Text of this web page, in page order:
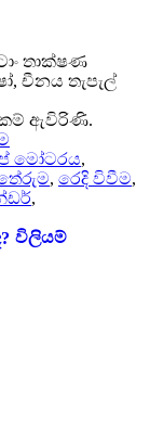
තාක්ෂණ
චීනය තැපැල්
ඇවිරිණි.
මෝටරය,
, රෙදි විවීම,
,
විලියම්